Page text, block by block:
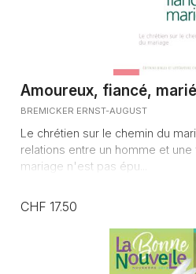
Amoureux, fiancé, marié
BREMICKER ERNST-AUGUST
Le chrétien sur le chemin du
relations entre un homme et
mariage n'est pas épu...
CHF 17.50